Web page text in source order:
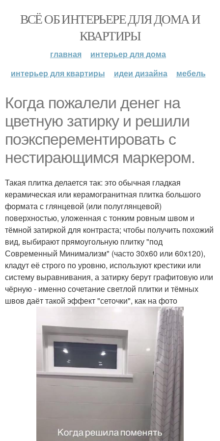
ВСЁ ОБ ИНТЕРЬЕРЕ ДЛЯ ДОМА И
КВАРТИРЫ
главная
интерьер для дома
интерьер для квартиры
идеи дизайна мебель
Когда пожалели денег на
цветную затирку и решили
поэксперементировать с
нестирающимся маркером.
Такая плитка делается так: это обычная гладкая
керамическая или керамогранитная плитка большого
формата с глянцевой (или полуглянцевой)
поверхностью, уложенная с тонким ровным швом и
тёмной затиркой для контраста; чтобы получить похожий
вид, выбирают прямоугольную плитку "под
Современный Минимализм" (часто 30x60 или 60x120),
кладут её строго по уровню, используют крестики или
систему выравнивания, а затирку берут графитовую или
чёрную - именно сочетание светлой плитки и тёмных
швов даёт такой эффект "сеточки", как на фото